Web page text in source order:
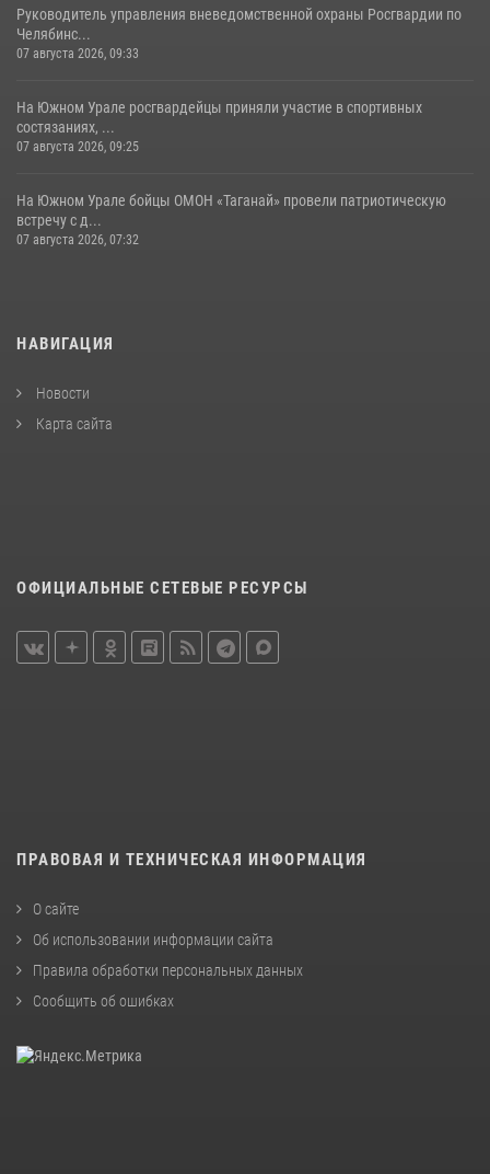
Руководитель управления вневедомственной охраны Росгвардии по
Челябинс...
07 августа 2026, 09:33
На Южном Урале росгвардейцы приняли участие в спортивных
состязаниях, ...
07 августа 2026, 09:25
На Южном Урале бойцы ОМОН «Таганай» провели патриотическую
встречу с д...
07 августа 2026, 07:32
НАВИГАЦИЯ
Новости
Карта сайта
ОФИЦИАЛЬНЫЕ СЕТЕВЫЕ РЕСУРСЫ
ПРАВОВАЯ И ТЕХНИЧЕСКАЯ ИНФОРМАЦИЯ
О сайте
Об использовании информации сайта
Правила обработки персональных данных
Сообщить об ошибках